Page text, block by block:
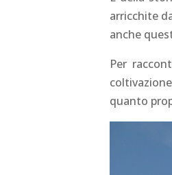
arricchite
anche
Per
quanto